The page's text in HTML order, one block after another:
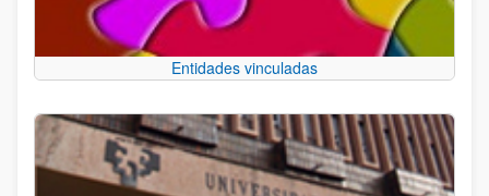
Entidades vinculadas